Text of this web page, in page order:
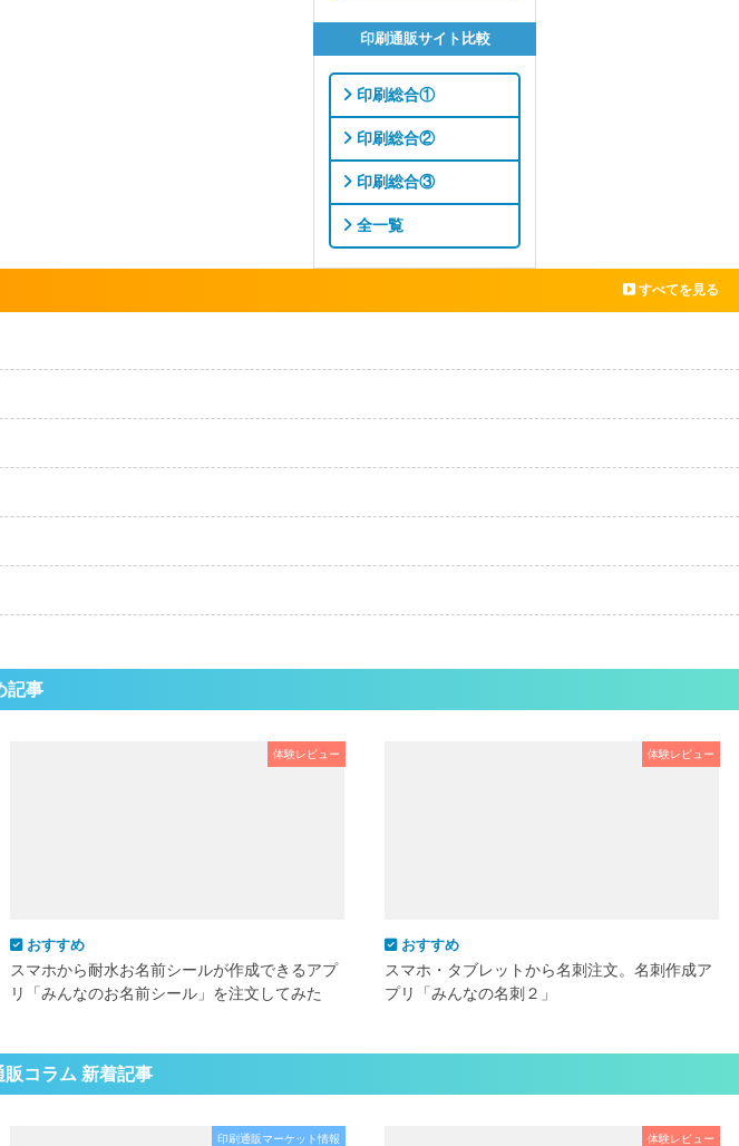
印刷通販サイト比較
印刷総合①
印刷総合②
印刷総合③
全一覧
すべてを見る
記事
体験レビュー
おすすめ
スマホから耐水お名前シールが作成できるアプ
リ「みんなのお名前シール」を注文してみた
体験レビュー
おすすめ
スマホ・タブレットから名刺注文。名刺作成ア
プリ「みんなの名刺２」
コラム 新着記事
印刷通販マーケット情報 体験レビュー